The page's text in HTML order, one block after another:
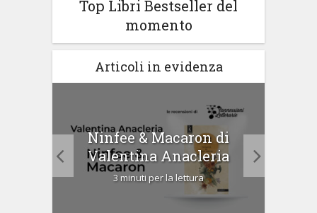
Top Libri Bestseller del
momento
Articoli in evidenza
Ninfee & Macaron di
Valentina Anacleria
3 minuti per la lettura